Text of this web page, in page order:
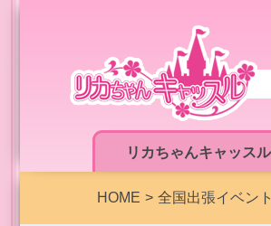
リカちゃんキャッス
HOME 全国出張イベン